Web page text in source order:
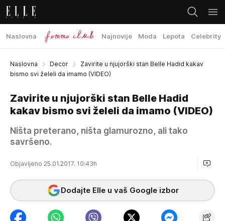
Naslovna Najnovije Moda Lepota Celebrity
Naslovna Decor
Zavirite u njujorški stan Belle Hadid kakav
bismo svi želeli da imamo (VIDEO)
Zavirite u njujorški stan Belle Hadid
kakav bismo svi želeli da imamo (VIDEO)
Ništa preterano, ništa glamurozno, ali tako
savršeno.
Objavljeno 25.01.2017. 10:43h
Dodajte Elle u vaš Google izbor